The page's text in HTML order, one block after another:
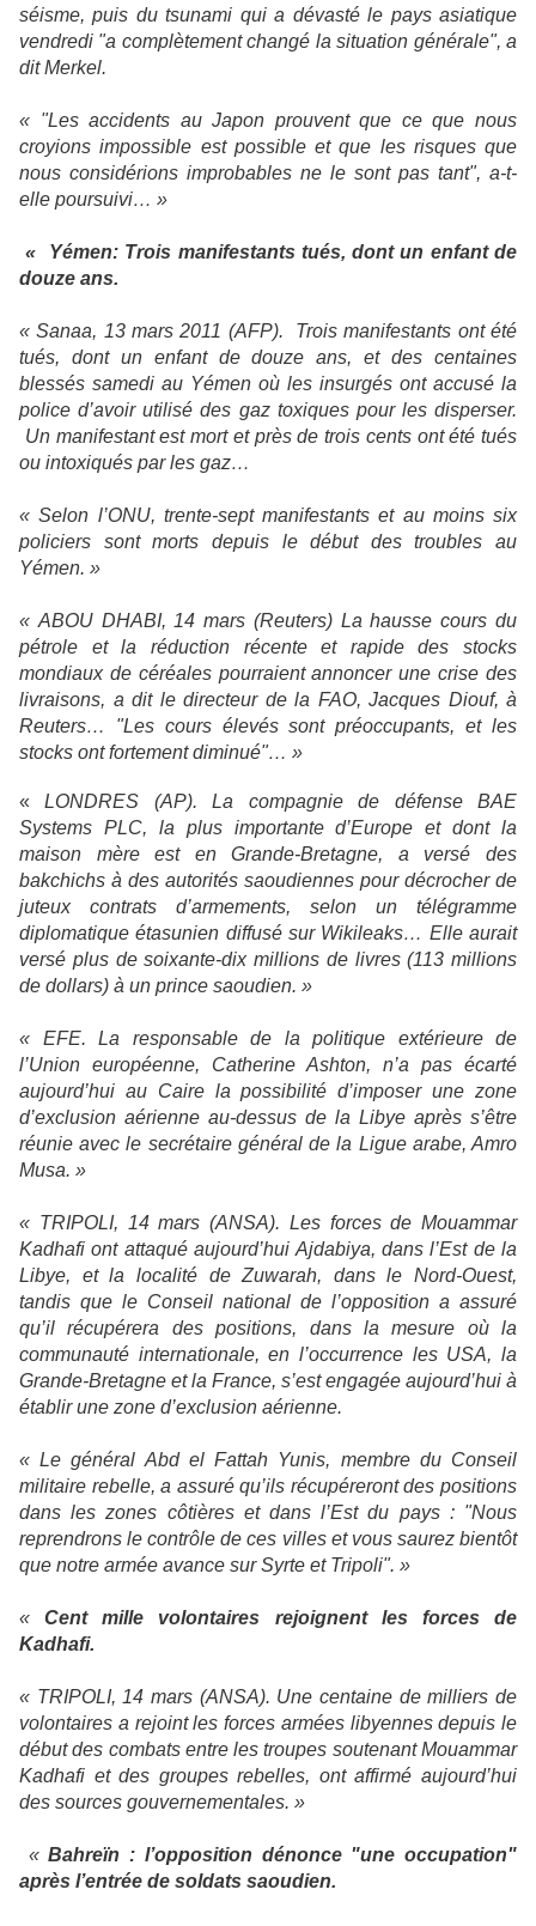
séisme, puis du tsunami qui a dévasté le pays asiatique
vendredi "a complètement changé la situation générale", a
dit Merkel.
« "Les accidents au Japon prouvent que ce que nous
croyions impossible est possible et que les risques que
nous considérions improbables ne le sont pas tant", a-t-
elle poursuivi… »
«
Yémen: Trois manifestants tués, dont un enfant de
douze ans.
« Sanaa, 13 mars 2011 (AFP). Trois manifestants ont été
tués, dont un enfant de douze ans, et des centaines
blessés samedi au Yémen où les insurgés ont accusé la
police d’avoir utilisé des gaz toxiques pour les disperser.
Un manifestant est mort et près de trois cents ont été tués
ou intoxiqués par les gaz…
« Selon l’ONU, trente-sept manifestants et au moins six
policiers sont morts depuis le début des troubles au
Yémen. »
« ABOU DHABI, 14 mars (Reuters) La hausse cours du
pétrole et la réduction récente et rapide des stocks
mondiaux de céréales pourraient annoncer une crise des
livraisons, a dit le directeur de la FAO, Jacques Diouf, à
Reuters… "Les cours élevés sont préoccupants, et les
stocks ont fortement diminué"… »
«LONDRES (AP). La compagnie de défense BAE
Systems PLC, la plus importante d’Europe et dont la
maison mère est en Grande-Bretagne, a versé des
bakchichs à des autorités saoudiennes pour décrocher de
juteux contrats d’armements, selon un télégramme
diplomatique étasunien diffusé sur Wikileaks… Elle aurait
versé plus de soixante-dix millions de livres (113 millions
de dollars) à un prince saoudien. »
« EFE. La responsable de la politique extérieure de
l’Union européenne, Catherine Ashton, n’a pas écarté
aujourd’hui au Caire la possibilité d’imposer une zone
d’exclusion aérienne au-dessus de la Libye après s’être
réunie avec le secrétaire général de la Ligue arabe, Amro
Musa. »
« TRIPOLI, 14 mars (ANSA). Les forces de Mouammar
Kadhafi ont attaqué aujourd’hui Ajdabiya, dans l’Est de la
Libye, et la localité de Zuwarah, dans le Nord-Ouest,
tandis que le Conseil national de l’opposition a assuré
qu’il récupérera des positions, dans la mesure où la
communauté internationale, en l’occurrence les USA, la
Grande-Bretagne et la France, s’est engagée aujourd’hui à
établir une zone d’exclusion aérienne.
« Le général Abd el Fattah Yunis, membre du Conseil
militaire rebelle, a assuré qu’ils récupéreront des positions
dans les zones côtières et dans l’Est du pays : "Nous
reprendrons le contrôle de ces villes et vous saurez bientôt
que notre armée avance sur Syrte et Tripoli". »
«Cent mille volontaires rejoignent les forces de
Kadhafi.
« TRIPOLI, 14 mars (ANSA). Une centaine de milliers de
volontaires a rejoint les forces armées libyennes depuis le
début des combats entre les troupes soutenant Mouammar
Kadhafi et des groupes rebelles, ont affirmé aujourd’hui
des sources gouvernementales. »
«Bahreïn : l’opposition dénonce "une occupation"
après l’entrée de soldats saoudien.